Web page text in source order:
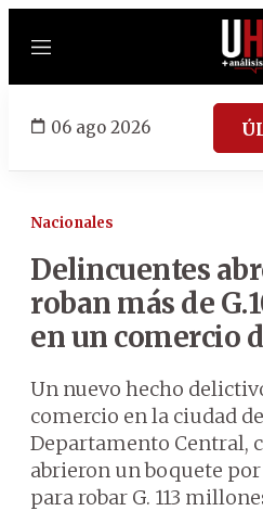
Menú
06 ago 2026
Nacionales
Delincuentes
roban más de
en un comercio
Un nuevo hecho
comercio en la ciudad
Departamento Central,
abrieron un boquete
para robar G. 113